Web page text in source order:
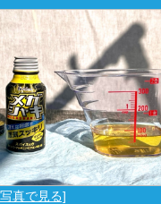
真で見る]